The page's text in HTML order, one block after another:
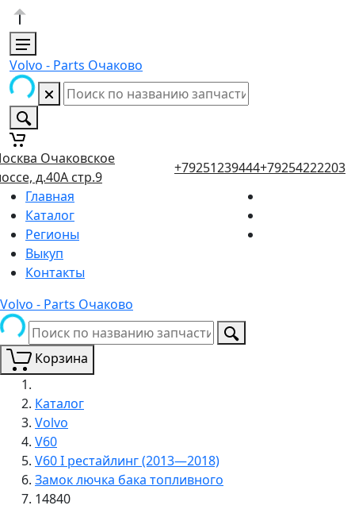
Volvo - Parts Очаково
Очаковское
д.40А стр.9
+79251239444+79254222203
Главная
Каталог
Регионы
Выкуп
Контакты
Volvo - Parts Очаково
Корзина
Каталог
Volvo
V60
V60 I рестайлинг (2013—2018)
Замок лючка бака топливного
14840